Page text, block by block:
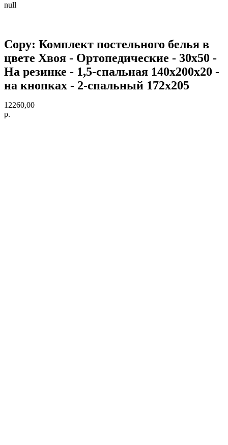
null
Copy: Комплект постельного белья в
цвете Хвоя - Ортопедические - 30х50 -
На резинке - 1,5-спальная 140х200х20 -
на кнопках - 2-спальный 172х205
12260,00
р.